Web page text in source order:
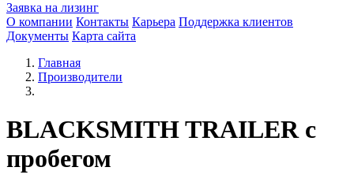
Заявка на лизинг
О компании Контакты Карьера Поддержка клиентов
Документы Карта сайта
Главная
Производители
BLACKSMITH TRAILER с
пробегом